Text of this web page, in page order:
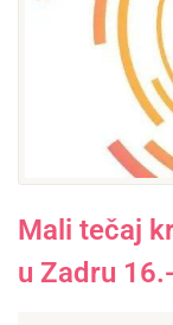
Mali tečaj
u Zadru